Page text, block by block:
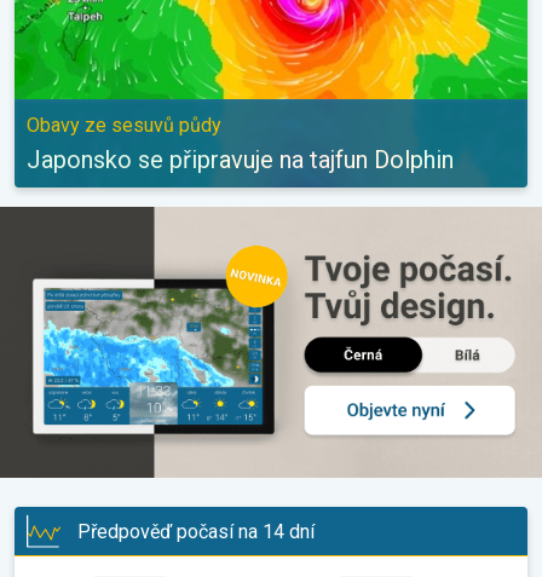
Obavy ze sesuvů půdy
Japonsko se připravuje na tajfun Dolphin
Předpověď počasí na 14 dní